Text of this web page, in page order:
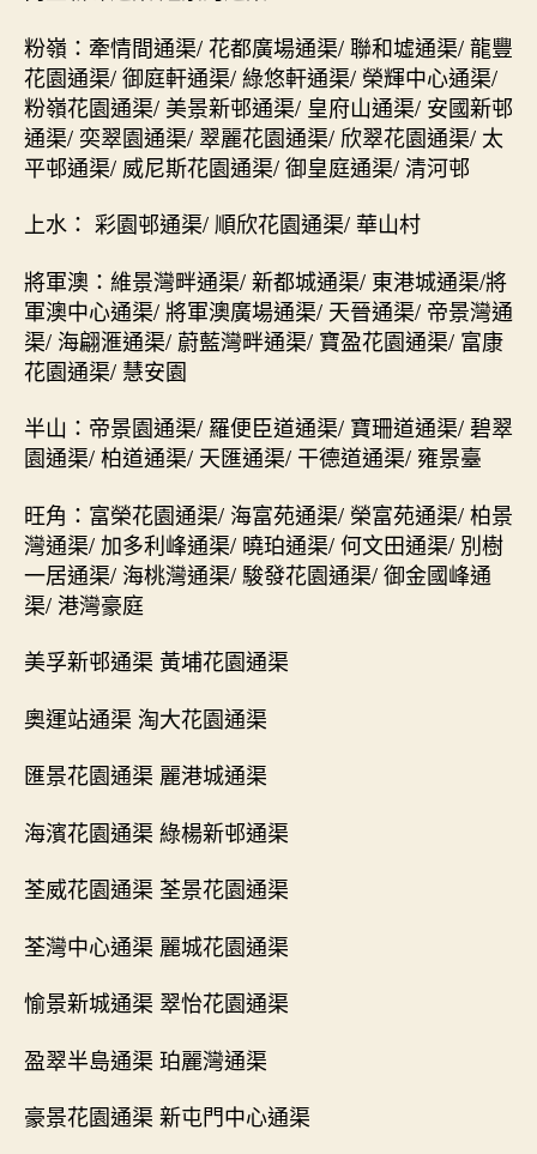
粉嶺：牽情間通渠/ 花都廣場通渠/ 聯和墟通渠/ 龍豐
花園通渠/ 御庭軒通渠/ 綠悠軒通渠/ 榮輝中心通渠/
粉嶺花園通渠/ 美景新邨通渠/ 皇府山通渠/ 安國新邨
通渠/ 奕翠園通渠/ 翠麗花園通渠/ 欣翠花園通渠/ 太
平邨通渠/ 威尼斯花園通渠/ 御皇庭通渠/ 清河邨
上水： 彩園邨通渠/ 順欣花園通渠/ 華山村
將軍澳：維景灣畔通渠/ 新都城通渠/ 東港城通渠/將
軍澳中心通渠/ 將軍澳廣場通渠/ 天晉通渠/ 帝景灣通
渠/ 海翩滙通渠/ 蔚藍灣畔通渠/ 寶盈花園通渠/ 富康
花園通渠/ 慧安園
半山：帝景園通渠/ 羅便臣道通渠/ 寶珊道通渠/ 碧翠
園通渠/ 柏道通渠/ 天匯通渠/ 干德道通渠/ 雍景臺
旺角：富榮花園通渠/ 海富苑通渠/ 榮富苑通渠/ 柏景
灣通渠/ 加多利峰通渠/ 曉珀通渠/ 何文田通渠/ 別樹
一居通渠/ 海桃灣通渠/ 駿發花園通渠/ 御金國峰通
渠/ 港灣豪庭
美孚新邨通渠 黃埔花園通渠
奧運站通渠 淘大花園通渠
匯景花園通渠 麗港城通渠
海濱花園通渠 綠楊新邨通渠
荃威花園通渠 荃景花園通渠
荃灣中心通渠 麗城花園通渠
愉景新城通渠 翠怡花園通渠
盈翠半島通渠 珀麗灣通渠
豪景花園通渠 新屯門中心通渠